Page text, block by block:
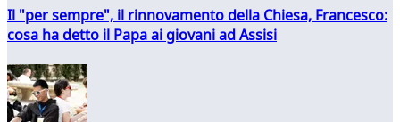
Il "per sempre", il rinnovamento della Chiesa, Francesco:
cosa ha detto il Papa ai giovani ad Assisi